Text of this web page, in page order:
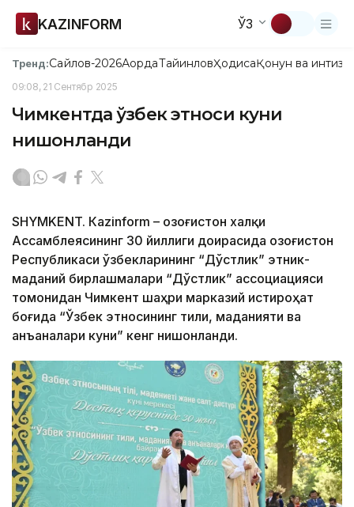
KAZINFORM ЎЗ
Тренд:Сайлов-2026АқордаТайинловҲодисаҚонун ва
09:08, 21 Сентябр 2025
Чимкентда ўзбек этноси куни
нишонланди
SHYMKENT. Кazinform – Қозоғистон халқи
Ассамблеясининг 30 йиллиги доирасида Қозоғистон
Республикаси ўзбекларининг “Дўстлик” этник-
маданий бирлашмалари “Дўстлик” ассоциацияси
томонидан Чимкент шаҳри марказий истироҳат
боғида “Ўзбек этносининг тили, маданияти ва
анъаналари куни” кенг нишонланди.